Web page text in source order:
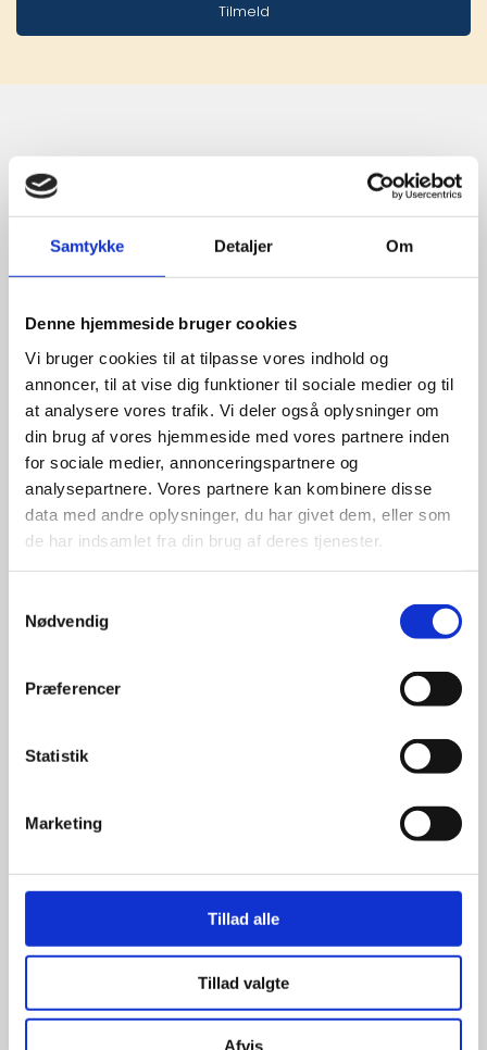
Samtykke Detaljer Om
Denne hjemmeside bruger cookies
Vi bruger cookies til at tilpasse vores indhold og
annoncer, til at vise dig funktioner til sociale medier og til
at analysere vores trafik. Vi deler også oplysninger om
din brug af vores hjemmeside med vores partnere inden
for sociale medier, annonceringspartnere og
analysepartnere. Vores partnere kan kombinere disse
data med andre oplysninger, du har givet dem, eller som
de har indsamlet fra din brug af deres tjenester.
Nødvendig
Præferencer
Statistik
Marketing
Tillad alle
Tillad valgte
Afvis
Tilmeld
leverandører
giver større
udvalg
For at sikre høj kvalitet og stor
leveringssikkerhed samarbejder vi
med de største og mest
anerkendte leverandører inden for
promotion.
så finder vi det helt rigtige produkt
til en konkurrence dygtig pris.